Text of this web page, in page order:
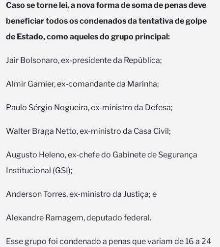
Caso se torne lei, a nova forma de soma de penas deve
beneficiar todos os condenados da tentativa de golpe
de Estado, como aqueles do grupo principal:
Jair Bolsonaro, ex-presidente da República;
Almir Garnier, ex-comandante da Marinha;
Paulo Sérgio Nogueira, ex-ministro da Defesa;
Walter Braga Netto, ex-ministro da Casa Civil;
Augusto Heleno, ex-chefe do Gabinete de Segurança
Institucional (GSI);
Anderson Torres, ex-ministro da Justiça; e
Alexandre Ramagem, deputado federal.
Esse grupo foi condenado a penas que variam de 16 a 24